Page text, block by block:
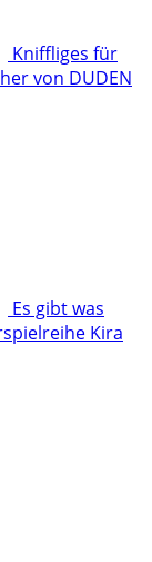
Kniffliges für
von DUDEN
Es gibt was
Kira